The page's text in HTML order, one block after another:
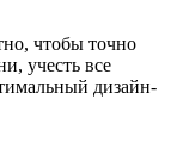
чтобы точно
учесть все
дизайн-